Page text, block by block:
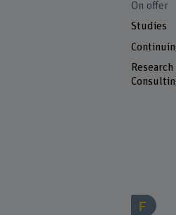
On offer
Studies
Research